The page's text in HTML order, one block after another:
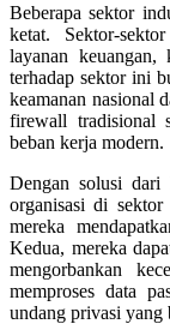
Beberapa sektor
ketat. Sektor-
layanan keuangan,
terhadap sektor ini
keamanan nasional
firewall tradisional
beban kerja modern.
Dengan solusi dari
organisasi di sektor
mereka
Kedua, mereka
mengorbankan
memproses data
undang privasi